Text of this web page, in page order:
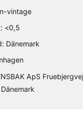
vintage
<0,5
Dänemark
ApS